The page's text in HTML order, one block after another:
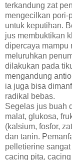
terkandung zat
mengecilkan pori-
untuk keputihan.
jus membuktikan
dipercaya mampu
meluruhkan
dilakukan pada
mengandung
ia juga bisa
radikal bebas.
Segelas jus buah
malat, glukosa,
(kalsium, fosfor,
dan tanin.
pelletierine
cacing pita,